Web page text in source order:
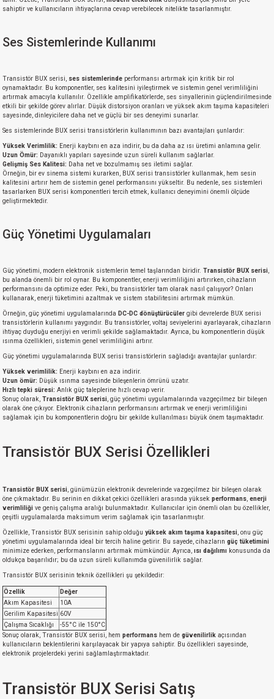
sahiptir ve kullanıcıların ihtiyaçlarına cevap verebilecek nitelikte tasarlanmıştır.
Ses Sistemlerinde Kullanımı
Transistör BUX serisi, ses sistemlerinde performansı artırmak için kritik bir rol
oynamaktadır. Bu komponentler, ses kalitesini iyileştirmek ve sistemin genel verimliliğini
artırmak amacıyla kullanılır. Özellikle amplifikatörlerde, ses sinyallerinin güçlendirilmesinde
etkili bir şekilde görev alırlar. Düşük distorsiyon oranları ve yüksek akım taşıma kapasiteleri
sayesinde, dinleyicilere daha net ve güçlü bir ses deneyimi sunarlar.
Ses sistemlerinde BUX serisi transistörlerin kullanımının bazı avantajları şunlardır:
Yüksek Verimlilik: Enerji kaybını en aza indirir, bu da daha az ısı üretimi anlamına gelir.
Uzun Ömür: Dayanıklı yapıları sayesinde uzun süreli kullanım sağlarlar.
Gelişmiş Ses Kalitesi: Daha net ve bozulmamış ses iletimi sağlar.
Örneğin, bir ev sinema sistemi kurarken, BUX serisi transistörler kullanmak, hem sesin
kalitesini artırır hem de sistemin genel performansını yükseltir. Bu nedenle, ses sistemleri
tasarlarken BUX serisi komponentleri tercih etmek, kullanıcı deneyimini önemli ölçüde
geliştirmektedir.
Güç Yönetimi Uygulamaları
Güç yönetimi, modern elektronik sistemlerin temel taşlarından biridir. Transistör BUX serisi,
bu alanda önemli bir rol oynar. Bu komponentler, enerji verimliliğini artırırken, cihazların
performansını da optimize eder. Peki, bu transistörler tam olarak nasıl çalışıyor? Onları
kullanarak, enerji tüketimini azaltmak ve sistem stabilitesini artırmak mümkün.
Örneğin, güç yönetimi uygulamalarında DC-DC dönüştürücüler gibi devrelerde BUX serisi
transistörlerin kullanımı yaygındır. Bu transistörler, voltaj seviyelerini ayarlayarak, cihazların
ihtiyaç duyduğu enerjiyi en verimli şekilde sağlamaktadır. Ayrıca, bu komponentlerin düşük
ısınma özellikleri, sistemin genel verimliliğini artırır.
Güç yönetimi uygulamalarında BUX serisi transistörlerin sağladığı avantajlar şunlardır:
Yüksek verimlilik: Enerji kaybını en aza indirir.
Uzun ömür: Düşük ısınma sayesinde bileşenlerin ömrünü uzatır.
Hızlı tepki süresi: Anlık güç taleplerine hızlı cevap verir.
Sonuç olarak, Transistör BUX serisi, güç yönetimi uygulamalarında vazgeçilmez bir bileşen
olarak öne çıkıyor. Elektronik cihazların performansını artırmak ve enerji verimliliğini
sağlamak için bu komponentlerin doğru bir şekilde kullanılması büyük önem taşımaktadır.
Transistör BUX Serisi Özellikleri
Transistör BUX serisi, günümüzün elektronik devrelerinde vazgeçilmez bir bileşen olarak
öne çıkmaktadır. Bu serinin en dikkat çekici özellikleri arasında yüksek performans, enerji
verimliliği ve geniş çalışma aralığı bulunmaktadır. Kullanıcılar için önemli olan bu özellikler,
çeşitli uygulamalarda maksimum verim sağlamak için tasarlanmıştır.
Özellikle, Transistör BUX serisinin sahip olduğu yüksek akım taşıma kapasitesi, onu güç
yönetimi uygulamalarında ideal bir tercih haline getirir. Bu sayede, cihazların güç tüketimini
minimize ederken, performanslarını artırmak mümkündür. Ayrıca, ısı dağılımı konusunda da
oldukça başarılıdır; bu da uzun süreli kullanımda güvenilirlik sağlar.
Transistör BUX serisinin teknik özellikleri şu şekildedir:
Özellik
Değer
Akım Kapasitesi
10A
Gerilim Kapasitesi 60V
Çalışma Sıcaklığı
-55°C ile 150°C
Sonuç olarak, Transistör BUX serisi, hem performans hem de güvenilirlik açısından
kullanıcıların beklentilerini karşılayacak bir yapıya sahiptir. Bu özellikleri sayesinde,
elektronik projelerdeki yerini sağlamlaştırmaktadır.
Transistör BUX Serisi Satış